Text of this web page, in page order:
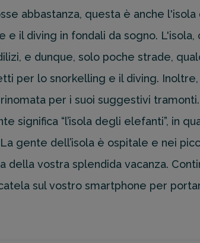
abbastanza, questa è anche l'isola
il diving in fondali da sogno. L'isola,
e dunque, solo poche strade,
per lo snorkelling e il diving.
per i suoi suggestivi
“l’isola degli elefanti”, in
gente dell’isola è ospitale e nei
vostra splendida vacanza.
sul vostro smartphone per